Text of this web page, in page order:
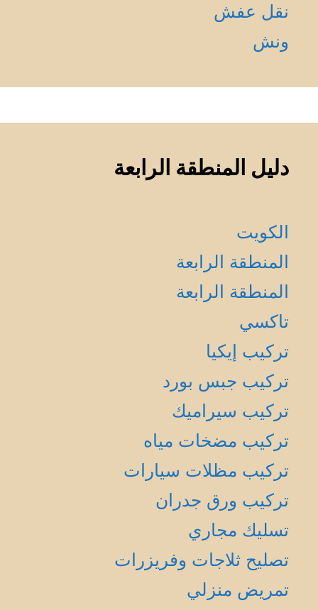
نقل عفش
ونش
دليل المنطقة الرابعة
الكويت
المنطقة الرابعة
المنطقة الرابعة
تاكسي
تركيب إيكيا
تركيب جبس بورد
تركيب سيراميك
تركيب مضخات مياه
تركيب مظلات سيارات
تركيب ورق جدران
تسليك مجاري
تصليح ثلاجات وفريزرات
تمريض منزلي